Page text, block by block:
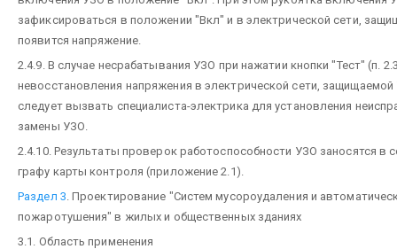
зафиксироваться в положении "Вкл" и в электрической сети,
появится напряжение.
2.4.9. В случае несрабатывания УЗО при нажатии кнопки "Тест" (п.
невосстановления напряжения в электрической сети, защищаемой
следует вызвать специалиста-электрика для установления
замены УЗО.
2.4.10. Результаты проверок работоспособности УЗО заносятся в
графу карты контроля (приложение 2.1).
Раздел 3 . Проектирование "Систем мусороудаления и
пожаротушения" в жилых и общественных зданиях
3.1. Область применения